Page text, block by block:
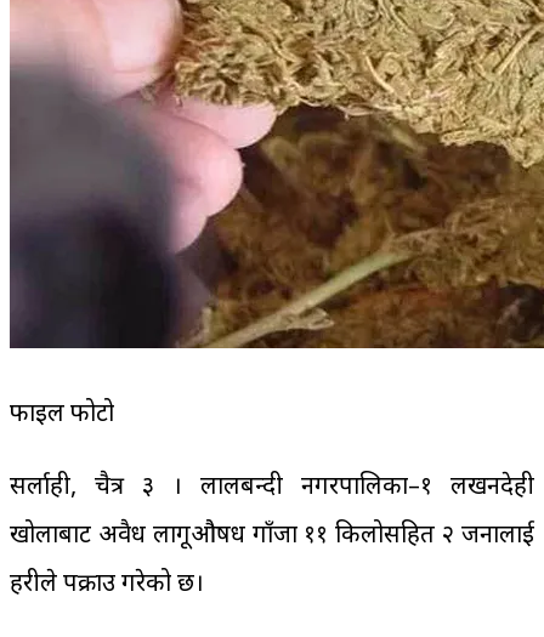
फाइल फोटो
सर्लाही, चैत्र ३ । लालबन्दी नगरपालिका–१ लखनदेही
खोलाबाट अवैध लागूऔषध गाँजा ११ किलोसहित २ जनालाई
प्रहरीले पक्राउ गरेको छ।